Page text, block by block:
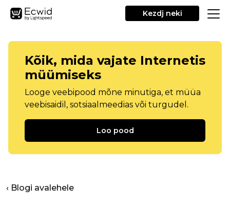
Kezdj neki
Kõik, mida vajate Internetis
müümiseks
Looge veebipood mõne minutiga, et müüa
veebisaidil, sotsiaalmeedias või turgudel.
Loo pood
‹ Blogi avalehele